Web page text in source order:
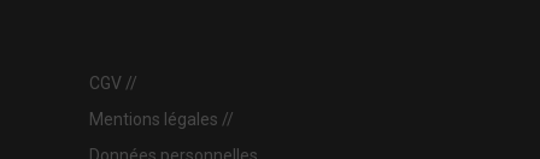
CGV
Mentions légales